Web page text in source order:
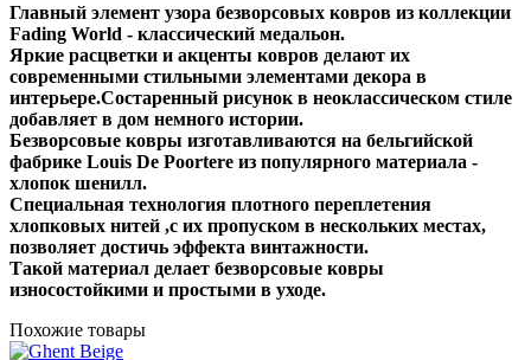
Главный элемент узора безворсовых ковров из коллекции
Fading World - классический медальон.
Яркие расцветки и акценты ковров делают их
современными стильными элементами декора в
интерьере.Состаренный рисунок в неоклассическом стиле
добавляет в дом немного истории.
Безворсовые ковры изготавливаются на бельгийской
фабрике Louis De Poortere из популярного материала -
хлопок шенилл.
Специальная технология плотного переплетения
хлопковых нитей ,с их пропуском в нескольких местах,
позволяет достичь эффекта винтажности.
Такой материал делает безворсовые ковры
износостойкими и простыми в уходе.
Похожие товары